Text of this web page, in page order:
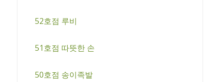
52호점 루비
51호점 따뜻한 손
50호점 송이족발